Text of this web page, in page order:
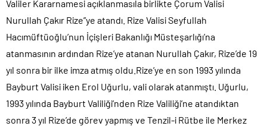
Valiler Kararnamesi açıklanmasıla birlikte Çorum Valisi
Nurullah Çakır Rize”ye atandı. Rize Valisi Seyfullah
Hacımüftüoğlu’nun İçişleri Bakanlığı Müsteşarlığı’na
atanmasının ardından Rize’ye atanan Nurullah Çakır, Rize’de 19
yıl sonra bir ilke imza atmış oldu.Rize’ye en son 1993 yılında
Bayburt Valisi iken Erol Uğurlu, vali olarak atanmıştı. Uğurlu,
1993 yılında Bayburt Valiliği’nden Rize Valiliği’ne atandıktan
sonra 3 yıl Rize’de görev yapmış ve Tenzil-i Rütbe ile Merkez